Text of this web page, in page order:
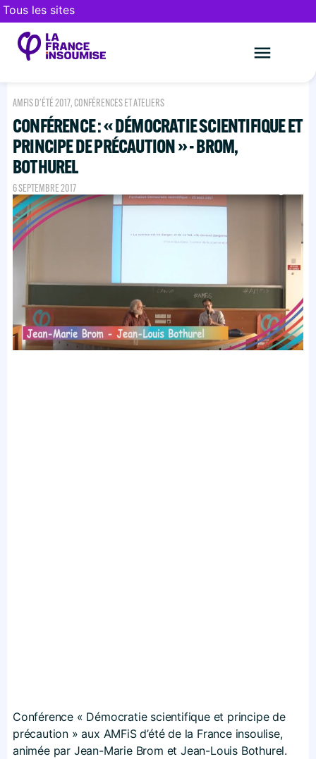
Tous les sites
AMFIS D'ÉTÉ 2017, CONFÉRENCES ET ATELIERS
CONFÉRENCE : « DÉMOCRATIE SCIENTIFIQUE ET
PRINCIPE DE PRÉCAUTION » - BROM,
BOTHUREL
6 SEPTEMBRE 2017
Conférence « Démocratie scientifique et principe de
précaution » aux AMFiS d’été de la France insoulise,
animée par Jean-Marie Brom et Jean-Louis Bothurel.